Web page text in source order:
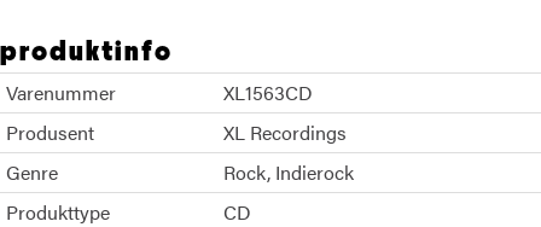
produktinfo
Varenummer
XL1563CD
Produsent
XL Recordings
Genre
Rock Indierock
Produkttype
CD